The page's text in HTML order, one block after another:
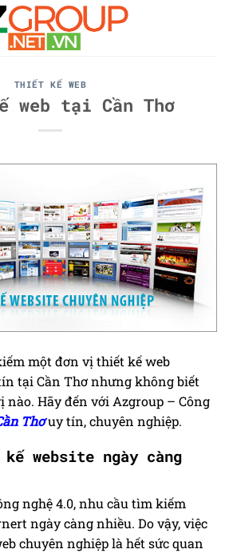
THIẾT KẾ WEB
web tại Cần Thơ
một đơn vị thiết kế web
tại Cần Thơ nhưng không biết
Hãy đến với Azgroup – Công
Thơuy tín, chuyên nghiệp.
website ngày càng
nghệ 4.0, nhu cầu tìm kiếm
ngày càng nhiều. Do vậy, việc
chuyên nghiệp là hết sức quan